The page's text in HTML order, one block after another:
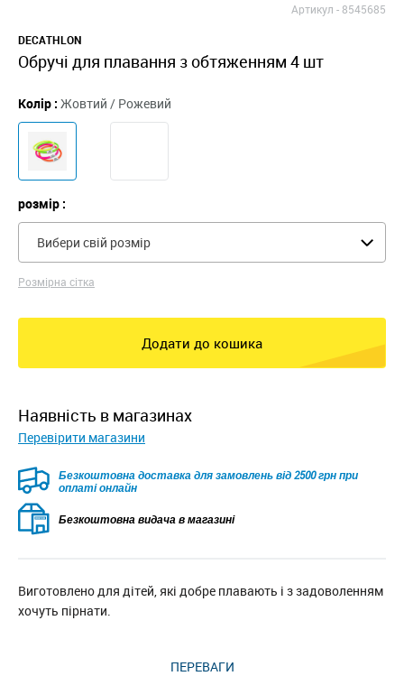
Артикул -8545685
DECATHLON
Обручі для плавання з обтяженням 4 шт
Колір : Жовтий / Рожевий
розмір :
Вибери свій розмір
Розмірна сітка
Додати до кошика
наявність в магазинах
Перевірити магазини
Безкоштовна доставка для замовлень від 2500 грн при
оплаті онлайн
Безкоштовна видача в магазині
Виготовлено для дітей, які добре плавають і з задоволенням
хочуть пірнати.
ПЕРЕВАГИ